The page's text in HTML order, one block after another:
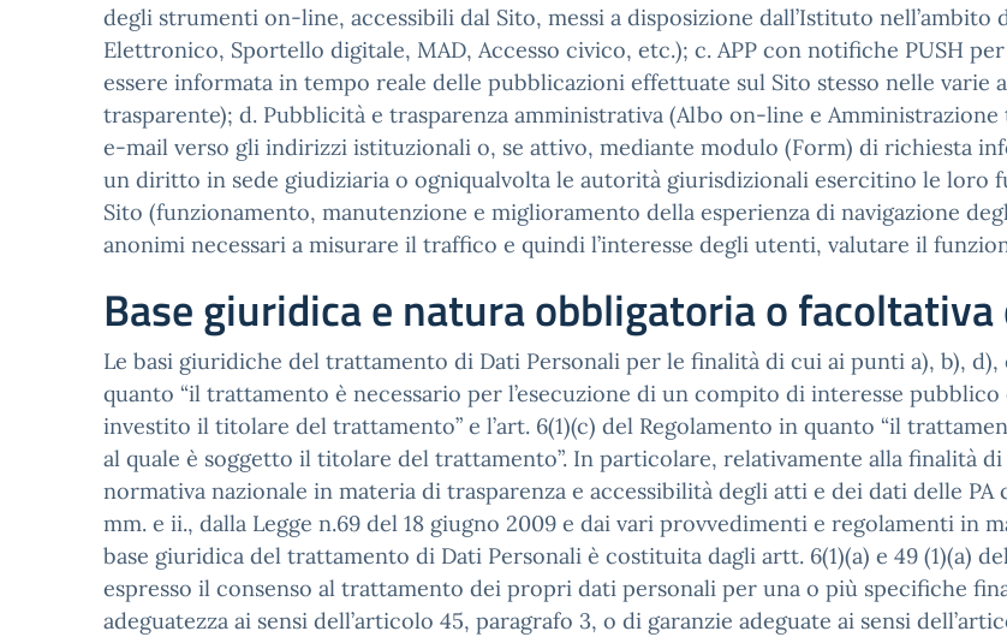
degli strumenti on-line, accessibili dal Sito, messi a disposizione dall’Istituto
Elettronico, Sportello digitale, MAD, Accesso civico, etc.); c. APP con notifiche PUSH
essere informata in tempo reale delle pubblicazioni effettuate sul Sito stesso nelle varie
trasparente); d. Pubblicità e trasparenza amministrativa (Albo on-line e
e-mail verso gli indirizzi istituzionali o, se attivo, mediante modulo (Form) di richiesta
un diritto in sede giudiziaria o ogniqualvolta le autorità giurisdizionali esercitino le loro
Sito (funzionamento, manutenzione e miglioramento della esperienza di navigazione
anonimi necessari a misurare il traffico e quindi l’interesse degli utenti, valutare il
Base giuridica e natura obbligatoria o
Le basi giuridiche del trattamento di Dati Personali per le finalità di cui ai punti a), b), d),
quanto “il trattamento è necessario per l’esecuzione di un compito di interesse
investito il titolare del trattamento” e l’art. 6(1)(c) del Regolamento in quanto “il
al quale è soggetto il titolare del trattamento”. In particolare, relativamente alla finalità
normativa nazionale in materia di trasparenza e accessibilità degli atti e dei dati delle PA
mm. e ii., dalla Legge n.69 del 18 giugno 2009 e dai vari provvedimenti e regolamenti in
base giuridica del trattamento di Dati Personali è costituita dagli artt. 6(1)(a) e 49 (1)(a)
espresso il consenso al trattamento dei propri dati personali per una o più specifiche
adeguatezza ai sensi dell’articolo 45, paragrafo 3, o di garanzie adeguate ai sensi